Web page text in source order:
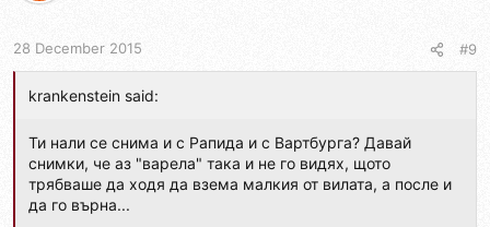
28 December 2015 #9
krankenstein said:
Ти нали се снима и с Рапида и с Вартбурга? Давай
снимки, че аз "варела" така и не го видях, щото
трябваше да ходя да взема малкия от вилата, а после и
да го върна...